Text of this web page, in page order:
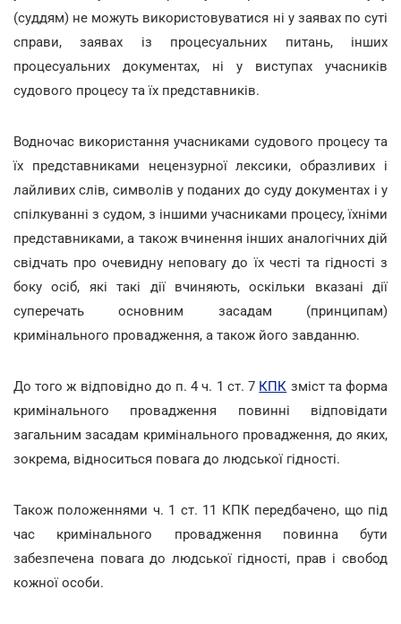
(суддям) не можуть використовуватися ні у заявах по суті
справи, заявах із процесуальних питань, інших
процесуальних документах, ні у виступах учасників
судового процесу та їх представників.
Водночас використання учасниками судового процесу та
їх представниками нецензурної лексики, образливих і
лайливих слів, символів у поданих до суду документах і у
спілкуванні з судом, з іншими учасниками процесу, їхніми
представниками, а також вчинення інших аналогічних дій
свідчать про очевидну неповагу до їх честі та гідності з
боку осіб, які такі дії вчиняють, оскільки вказані дії
суперечать основним засадам (принципам)
кримінального провадження, а також його завданню.
До того ж відповідно до п. 4 ч. 1 ст. 7 КПК зміст та форма
кримінального провадження повинні відповідати
загальним засадам кримінального провадження, до яких,
зокрема, відноситься повага до людської гідності.
Також положеннями ч. 1 ст. 11 КПК передбачено, що під
час кримінального провадження повинна бути
забезпечена повага до людської гідності, прав і свобод
кожної особи.